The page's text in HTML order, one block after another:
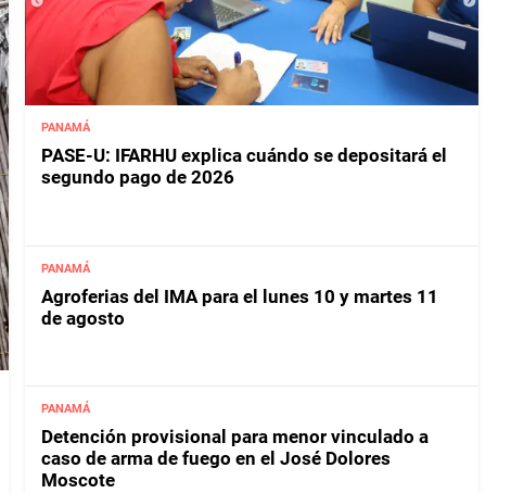
PANAMÁ
PASE-U: IFARHU explica cuándo se depositará el
segundo pago de 2026
PANAMÁ
Agroferias del IMA para el lunes 10 y martes 11
de agosto
PANAMÁ
Detención provisional para menor vinculado a
caso de arma de fuego en el José Dolores
Moscote